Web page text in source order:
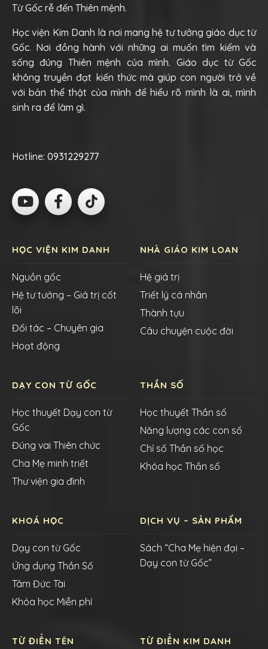
Từ Gốc rễ đến Thiên mệnh.
Học viện Kim Danh là nơi mang hệ tư tưởng giáo dục từ
Gốc. Nơi đồng hành với những ai muốn tìm kiếm và
sống đúng Thiên mệnh của mình. Giáo dục từ Gốc
không truyền đạt kiến thức mà giúp con người trở về
với bản thể thật của mình để hiểu rõ mình là ai, mình
sinh ra để làm gì.
Hotline: 0931229277
HỌC VIỆN KIM DANH
Nguồn gốc
Hệ tư tưởng – Giá trị cốt
lõi
Đối tác – Chuyên gia
Hoạt động
NHÀ GIÁO KIM LOAN
Hệ giá trị
Triết lý cá nhân
Thành tựu
Câu chuyện cuộc đời
DẠY CON TỪ GỐC
Học thuyết Dạy con từ
Gốc
Đúng vai Thiên chức
Cha Mẹ minh triết
Thư viện gia đình
THẦN SỐ
Học thuyết Thần số
Năng lượng các con số
Chỉ số Thần số học
Khóa học Thần số
KHOÁ HỌC
Dạy con từ Gốc
Ứng dụng Thần Số
Tâm Đức Tài
Khóa học Miễn phí
DỊCH VỤ – SẢN PHẨM
Sách “Cha Mẹ hiện đại –
Dạy con từ Gốc”
TỪ ĐIỂN TÊN TỪ ĐIỂN KIM DANH